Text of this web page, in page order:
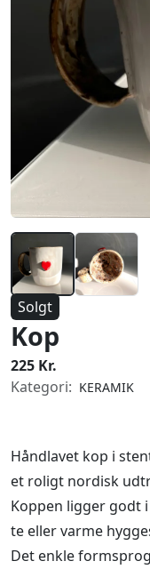
Solgt
Kop
225 Kr.
Kategori: KERAMIK
Håndlavet kop i
et roligt nordisk
Koppen ligger godt
te eller varme
Det enkle